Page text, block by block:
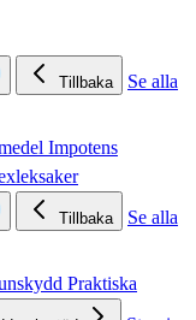
Tillbaka
Se alla
Impotens
Tillbaka
Se alla
Praktiska